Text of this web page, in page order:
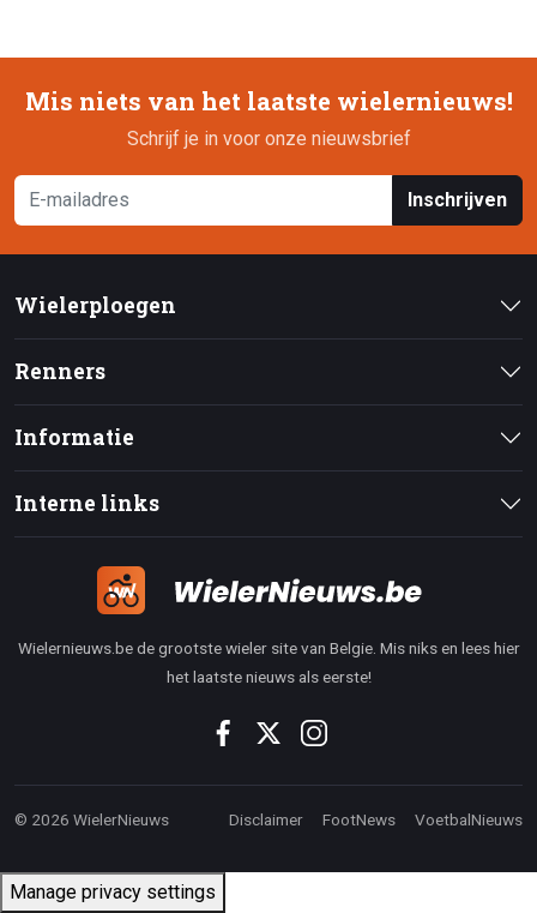
Mis niets van het laatste wielernieuws!
Schrijf je in voor onze nieuwsbrief
Inschrijven
Wielerploegen
Renners
Informatie
Interne links
Wielernieuws.be de grootste wieler site van Belgie. Mis niks en lees hier
het laatste nieuws als eerste!
© 2026 WielerNieuws Disclaimer FootNews VoetbalNieuws
Manage privacy settings